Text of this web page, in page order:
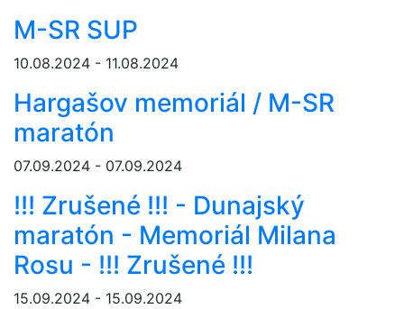
M-SR SUP
10.08.2024 - 11.08.2024
Hargašov memoriál / M-SR
maratón
07.09.2024 - 07.09.2024
!!! Zrušené !!! - Dunajský
maratón - Memoriál Milana
Rosu - !!! Zrušené !!!
15.09.2024 - 15.09.2024